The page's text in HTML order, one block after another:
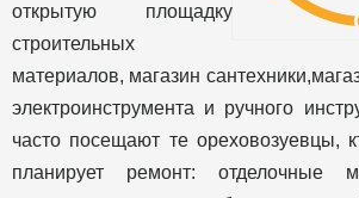
открытую площадку
строительных
материалов, магазин
электроинструмента и ручного
часто посещают те ореховозуевцы,
планирует ремонт: отделочные